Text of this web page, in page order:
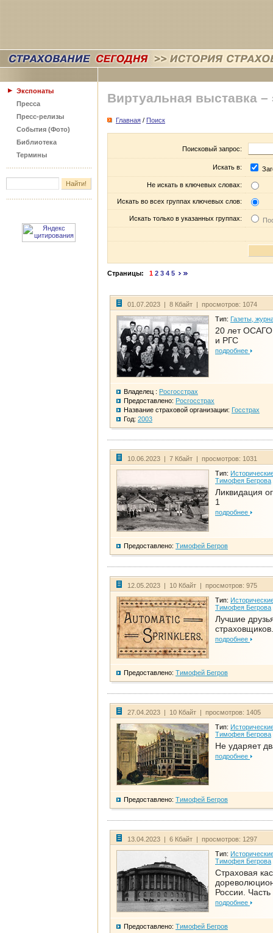
Экспонаты
Пресса
Пресс-релизы
События (Фото)
Библиотека
Термины
Виртуальная выставка –
Главная / Поиск
Поисковый запрос:
Искать в:
Не искать в ключевых словах:
Искать во всех группах ключевых слов:
Искать только в указанных группах:
Страницы: 1 2 3 4 5
01.07.2023 | 8 Кбайт | просмотров: 1074
Тип: Газеты,
20 лет
и РГС
подробнее
Владелец : Росгосстрах
Предоставлено: Росгосстрах
Название страховой организации: Госстрах
Год: 2003
10.06.2023 | 7 Кбайт | просмотров: 1031
Тип:
Тимофея Бегрова
Ликвидация
1
подробнее
Предоставлено: Тимофей Бегров
12.05.2023 | 10 Кбайт | просмотров: 975
Тип:
Тимофея Бегрова
Лучшие
подробнее
Предоставлено: Тимофей Бегров
27.04.2023 | 10 Кбайт | просмотров: 1405
Тип:
Тимофея Бегрова
Не ударяет
подробнее
Предоставлено: Тимофей Бегров
13.04.2023 | 6 Кбайт | просмотров: 1297
Тип:
Тимофея Бегрова
Страховая
России. Часть
подробнее
Предоставлено: Тимофей Бегров